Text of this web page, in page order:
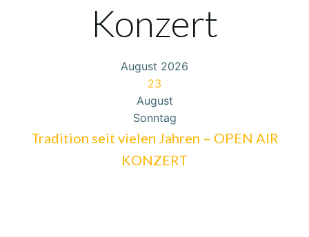
Konzert
August 2026
23
August
Sonntag
Tradition seit vielen Jahren – OPEN AIR
KONZERT